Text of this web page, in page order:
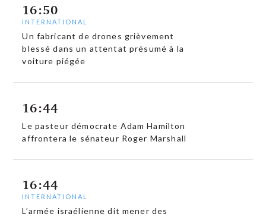
16:50
INTERNATIONAL
Un fabricant de drones grièvement
blessé dans un attentat présumé à la
voiture piégée
16:44
Le pasteur démocrate Adam Hamilton
affrontera le sénateur Roger Marshall
16:44
INTERNATIONAL
L’armée israélienne dit mener des